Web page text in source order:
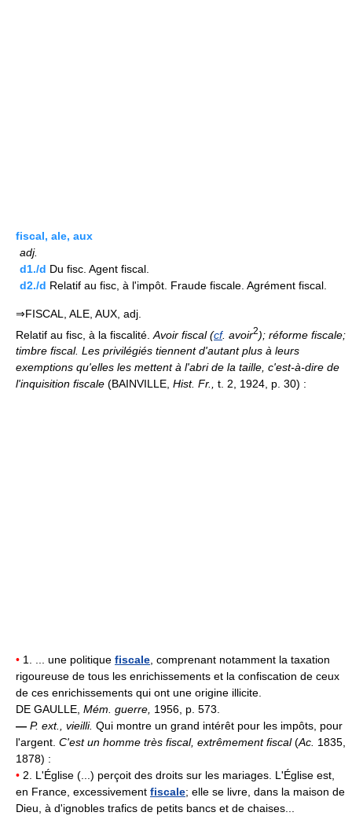
fiscal, ale, aux
adj.
d1./d Du fisc. Agent fiscal.
d2./d Relatif au fisc, à l'impôt. Fraude fiscale. Agrément fiscal.
⇒FISCAL, ALE, AUX, adj.
Relatif au fisc, à la fiscalité. Avoir fiscal (cf. avoir2); réforme fiscale;
timbre fiscal. Les privilégiés tiennent d'autant plus à leurs
exemptions qu'elles les mettent à l'abri de la taille, c'est-à-dire de
l'inquisition fiscale (BAINVILLE, Hist. Fr., t. 2, 1924, p. 30) :
• 1. ... une politique fiscale, comprenant notamment la taxation
rigoureuse de tous les enrichissements et la confiscation de ceux
de ces enrichissements qui ont une origine illicite.
DE GAULLE, Mém. guerre, 1956, p. 573.
— P. ext., vieilli. Qui montre un grand intérêt pour les impôts, pour
l'argent. C'est un homme très fiscal, extrêmement fiscal(Ac. 1835,
1878) :
• 2. L'Église (...) perçoit des droits sur les mariages. L'Église est,
en France, excessivement fiscale; elle se livre, dans la maison de
Dieu, à d'ignobles trafics de petits bancs et de chaises...